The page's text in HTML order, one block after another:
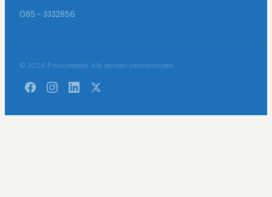
085 - 3332856
© 2026 Frituurwereld. Alle rechten voorbehouden.